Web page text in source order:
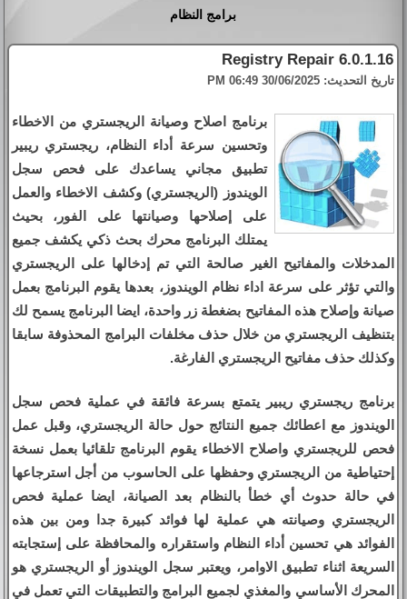
برامج النظام
Registry Repair 6.0.1.16
تاريخ التحديث: 30/06/2025 06:49 PM
برنامج اصلاح وصيانة الريجستري من الاخطاء
وتحسين سرعة أداء النظام، ريجستري ريبير
تطبيق مجاني يساعدك على فحص سجل
الويندوز (الريجستري) وكشف الاخطاء والعمل
على إصلاحها وصيانتها على الفور، بحيث
يمتلك البرنامج محرك بحث ذكي يكشف جميع
المدخلات والمفاتيح الغير صالحة التي تم إدخالها على الريجستري
والتي تؤثر على سرعة اداء نظام الويندوز، بعدها يقوم البرنامج بعمل
صيانة وإصلاح هذه المفاتيح بضغطة زر واحدة، ايضا البرنامج يسمح لك
بتنظيف الريجستري من خلال حذف مخلفات البرامج المحذوفة سابقا
وكذلك حذف مفاتيح الريجستري الفارغة.
برنامج ريجستري ريبير يتمتع بسرعة فائقة في عملية فحص سجل
الويندوز مع اعطائك جميع النتائج حول حالة الريجستري، وقبل عمل
فحص للريجستري واصلاح الاخطاء يقوم البرنامج تلقائيا بعمل نسخة
إحتياطية من الريجستري وحفظها على الحاسوب من أجل استرجاعها
في حالة حدوث أي خطأ بالنظام بعد الصيانة، ايضا عملية فحص
الريجستري وصيانته هي عملية لها فوائد كبيرة جدا ومن بين هذه
الفوائد هي تحسين أداء النظام واستقراره والمحافظة على إستجابته
السريعة اثناء تطبيق الاوامر، ويعتبر سجل الويندوز أو الريجستري هو
المحرك الأساسي والمغذي لجميع البرامج والتطبيقات التي تعمل في